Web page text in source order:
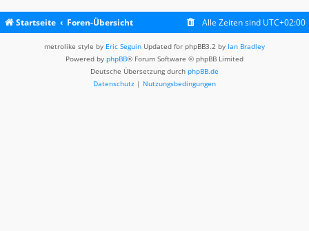
Startseite Foren-Übersicht Alle Zeiten sind UTC+02:00
metrolike style by Eric Seguin Updated for phpBB3.2 by Ian Bradley
Powered by phpBB® Forum Software © phpBB Limited
Deutsche Übersetzung durch phpBB.de
Datenschutz | Nutzungsbedingungen